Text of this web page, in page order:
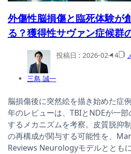
外傷性脳損傷と臨死体験が
る？獲得性サヴァン症候群
三島 誠一
投稿日 : 2026-02-14
脳損傷後に突然絵を描き始めた症
年のレビューは、TBIとNDEが一
するメカニズムを考察。皮質脱抑
の再構成が関与する可能性を、
Reviews Neurologyモデルとともに